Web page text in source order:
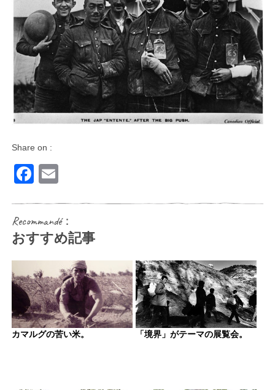
Share on :
Facebook
Recommandé：
おすすめ記事
カマルグの苦い米。 「境界」がテーマの展覧会。